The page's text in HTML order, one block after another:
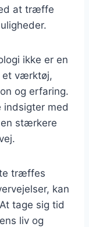
at træffe
ikke er en
et værktøj,
og erfaring.
indsigter med
stærkere
træffes
kan
tage sig tid
liv og